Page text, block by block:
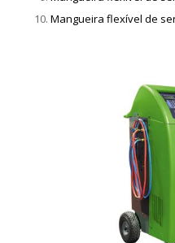
Mangueira flexível de